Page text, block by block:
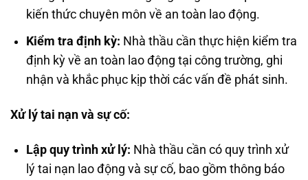
kiến thức chuyên môn về an toàn lao động.
Kiểm tra định kỳ: Nhà thầu cần thực hiện kiểm tra
định kỳ về an toàn lao động tại công trường, ghi
nhận và khắc phục kịp thời các vấn đề phát sinh.
Xử lý tai nạn và sự cố:
Lập quy trình xử lý: Nhà thầu cần có quy trình xử
lý tai nạn lao động và sự cố, bao gồm thông báo